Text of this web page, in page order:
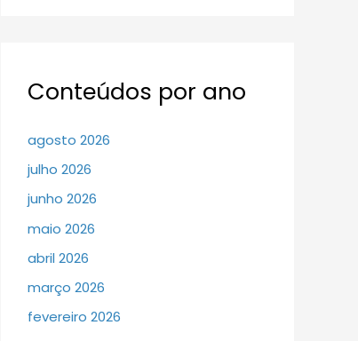
Conteúdos por ano
agosto 2026
julho 2026
junho 2026
maio 2026
abril 2026
março 2026
fevereiro 2026